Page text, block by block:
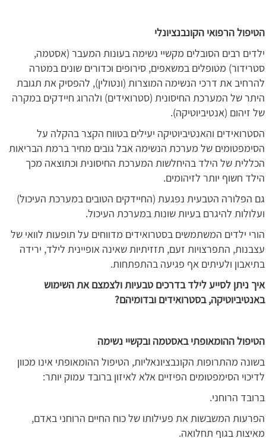
הטיפול הרפואי הקונבנציונלי
ילדים רבים הסובלים מקשיי נשימה בעונות המעבר (אסטמה,
סטרידור) מטופלים במשאפים, סירופים וכדורים שונים במטרה
להרחיב את דרכי הנשימה המוצרות (ונטולין), להפסיק את תגובת
היתר של המערכת החיסונית (סטרואידים) ולהרוג חיידקים במקרה
של זיהום (אנטיביוטיקה).
הסטרואידים והאנטיביוטיקה יעילים בטווח הקצר בהקלה על
הסימפטומים של מערכת הנשימה אבל גובים מחיר ברמת הבריאות
הכללית של הילד בהיחלשות המערכת החיסונית וכתוצאה מכך
הילד חשוף יותר לזיהומים.
גם הפלורה הטבעית נפגעת (החיידקים הטובים במערכת העיכול)
ועלולות להיגרם בעיות שונות במערכת העיכול.
הורי ילדים המשתמשים בסטרואידים מדווחים על תופעות לוואי של
עצבנות, התפרצויות זעם, תזזיתיות שאינה אופיינית לילד, ירידה
בתיאבון ולעיתים אף פגיעה בהתפתחות.
איך ניתן לסייע לילד בדרכים טבעיות ולצמצם את השימוש
באנטיביוטיקה, בסטרואידים ובדומיהם?
הטיפול ההומאופתי באסטמה ובקשיי נשימה
בשונה מהתרופות הקונבציונאליות, הטיפול ההומאופתי אינו מכוון
לדיכוי הסימפטומים הפיזיים אלא לאיזון ברובד עמוק יותר:
ברובד הרוחני.
הפרעות המשבשות את פעילותו של כוח החיים הרוחני באדם,
מאיצות בגוף תחלואה.